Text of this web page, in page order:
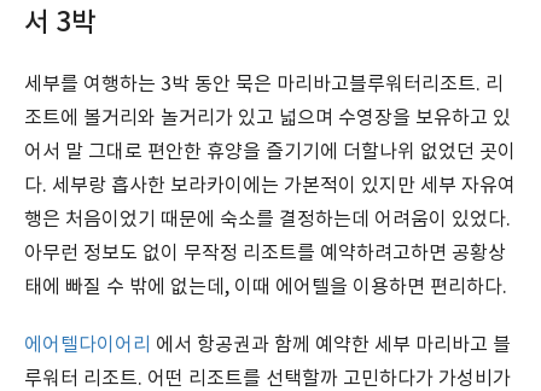
서 3박
세부를 여행하는 3박 동안 묵은 마리바고블루워터리조트. 리
조트에 볼거리와 놀거리가 있고 넓으며 수영장을 보유하고 있
어서 말 그대로 편안한 휴양을 즐기기에 더할나위 없었던 곳이
다. 세부랑 흡사한 보라카이에는 가본적이 있지만 세부 자유여
행은 처음이었기 때문에 숙소를 결정하는데 어려움이 있었다.
아무런 정보도 없이 무작정 리조트를 예약하려고하면 공황상
태에 빠질 수 밖에 없는데, 이때 에어텔을 이용하면 편리하다.
에어텔다이어리 에서 항공권과 함께 예약한 세부 마리바고 블
루워터 리조트. 어떤 리조트를 선택할까 고민하다가 가성비가